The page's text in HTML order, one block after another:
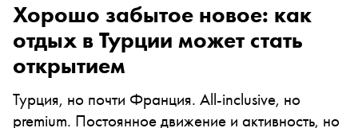
Хорошо забытое новое: как
отдых в Турции может стать
открытием
Турция, но почти Франция. All-inclusive, но
premium. Постоянное движение и активность, но